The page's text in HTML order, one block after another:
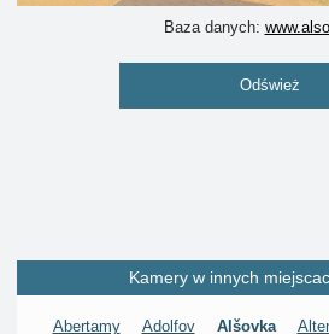
Baza danych:
Odśwież
Kamery w innych
Abertamy Adolfov Alšovka